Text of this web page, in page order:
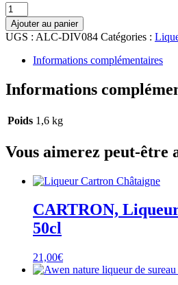
quantité
de
CARTRON,
Sureau
50cl
Ajouter au panier
UGS : ALC-DIV084 Catégories :
Informations complémentaires
Informations
Poids 1,6 kg
Vous aimerez peut-être
CARTRON,
50cl
21,00€